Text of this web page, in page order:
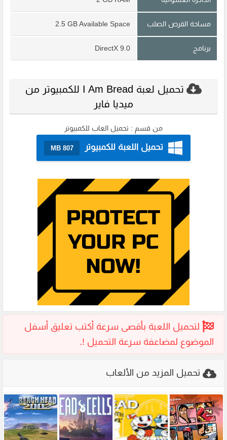
مساحة القرص الصلب 2.5 GB Available Space
برنامج DirectX 9.0
تحميل لعبة I Am Bread للكمبيوتر من
ميديا فاير
من قسم : تحميل العاب للكمبيوتر
تحميل اللعبة للكمبيوتر 807 MB
تحميل المزيد من الألعاب